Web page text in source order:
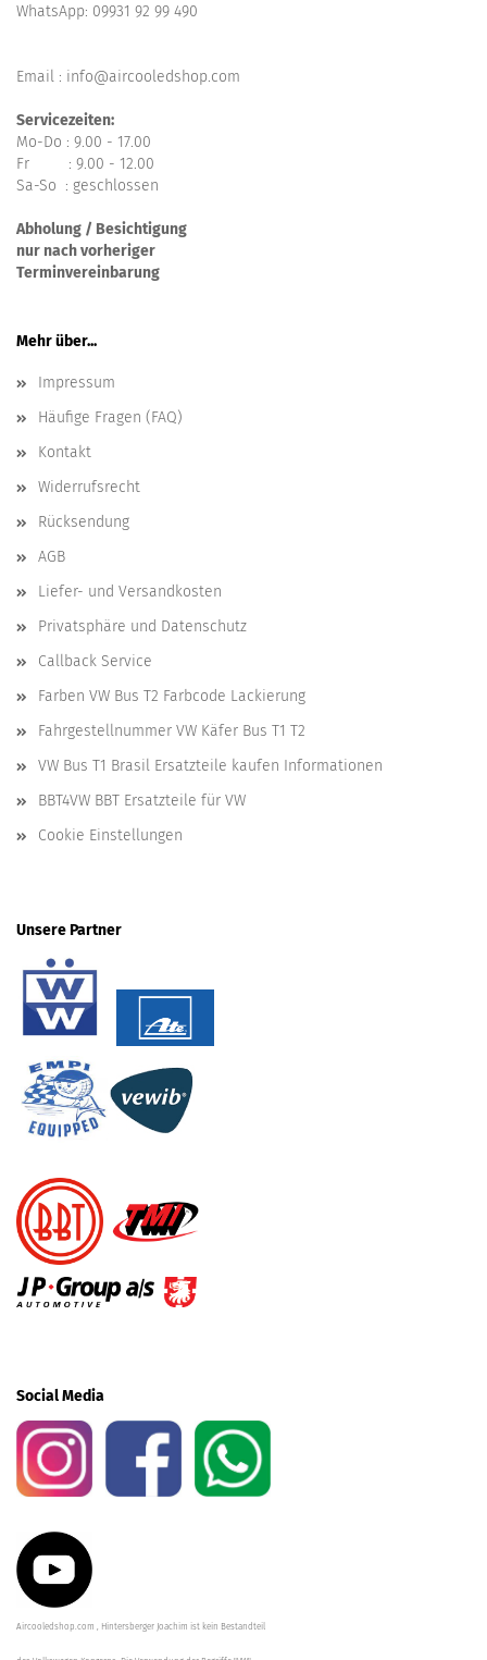
WhatsApp: 09931 92 99 490
Email : info@aircooledshop.com
Servicezeiten:
Mo-Do : 9.00 - 17.00
Fr : 9.00 - 12.00
Sa-So : geschlossen
Abholung / Besichtigung
nur nach vorheriger
Terminvereinbarung
Mehr über...
Impressum
Häufige Fragen (FAQ)
Kontakt
Widerrufsrecht
Rücksendung
AGB
Liefer- und Versandkosten
Privatsphäre und Datenschutz
Callback Service
Farben VW Bus T2 Farbcode Lackierung
Fahrgestellnummer VW Käfer Bus T1 T2
VW Bus T1 Brasil Ersatzteile kaufen Informationen
BBT4VW BBT Ersatzteile für VW
Cookie Einstellungen
Unsere Partner
Social Media
Aircooledshop.com , Hintersberger Joachim ist kein Bestandteil